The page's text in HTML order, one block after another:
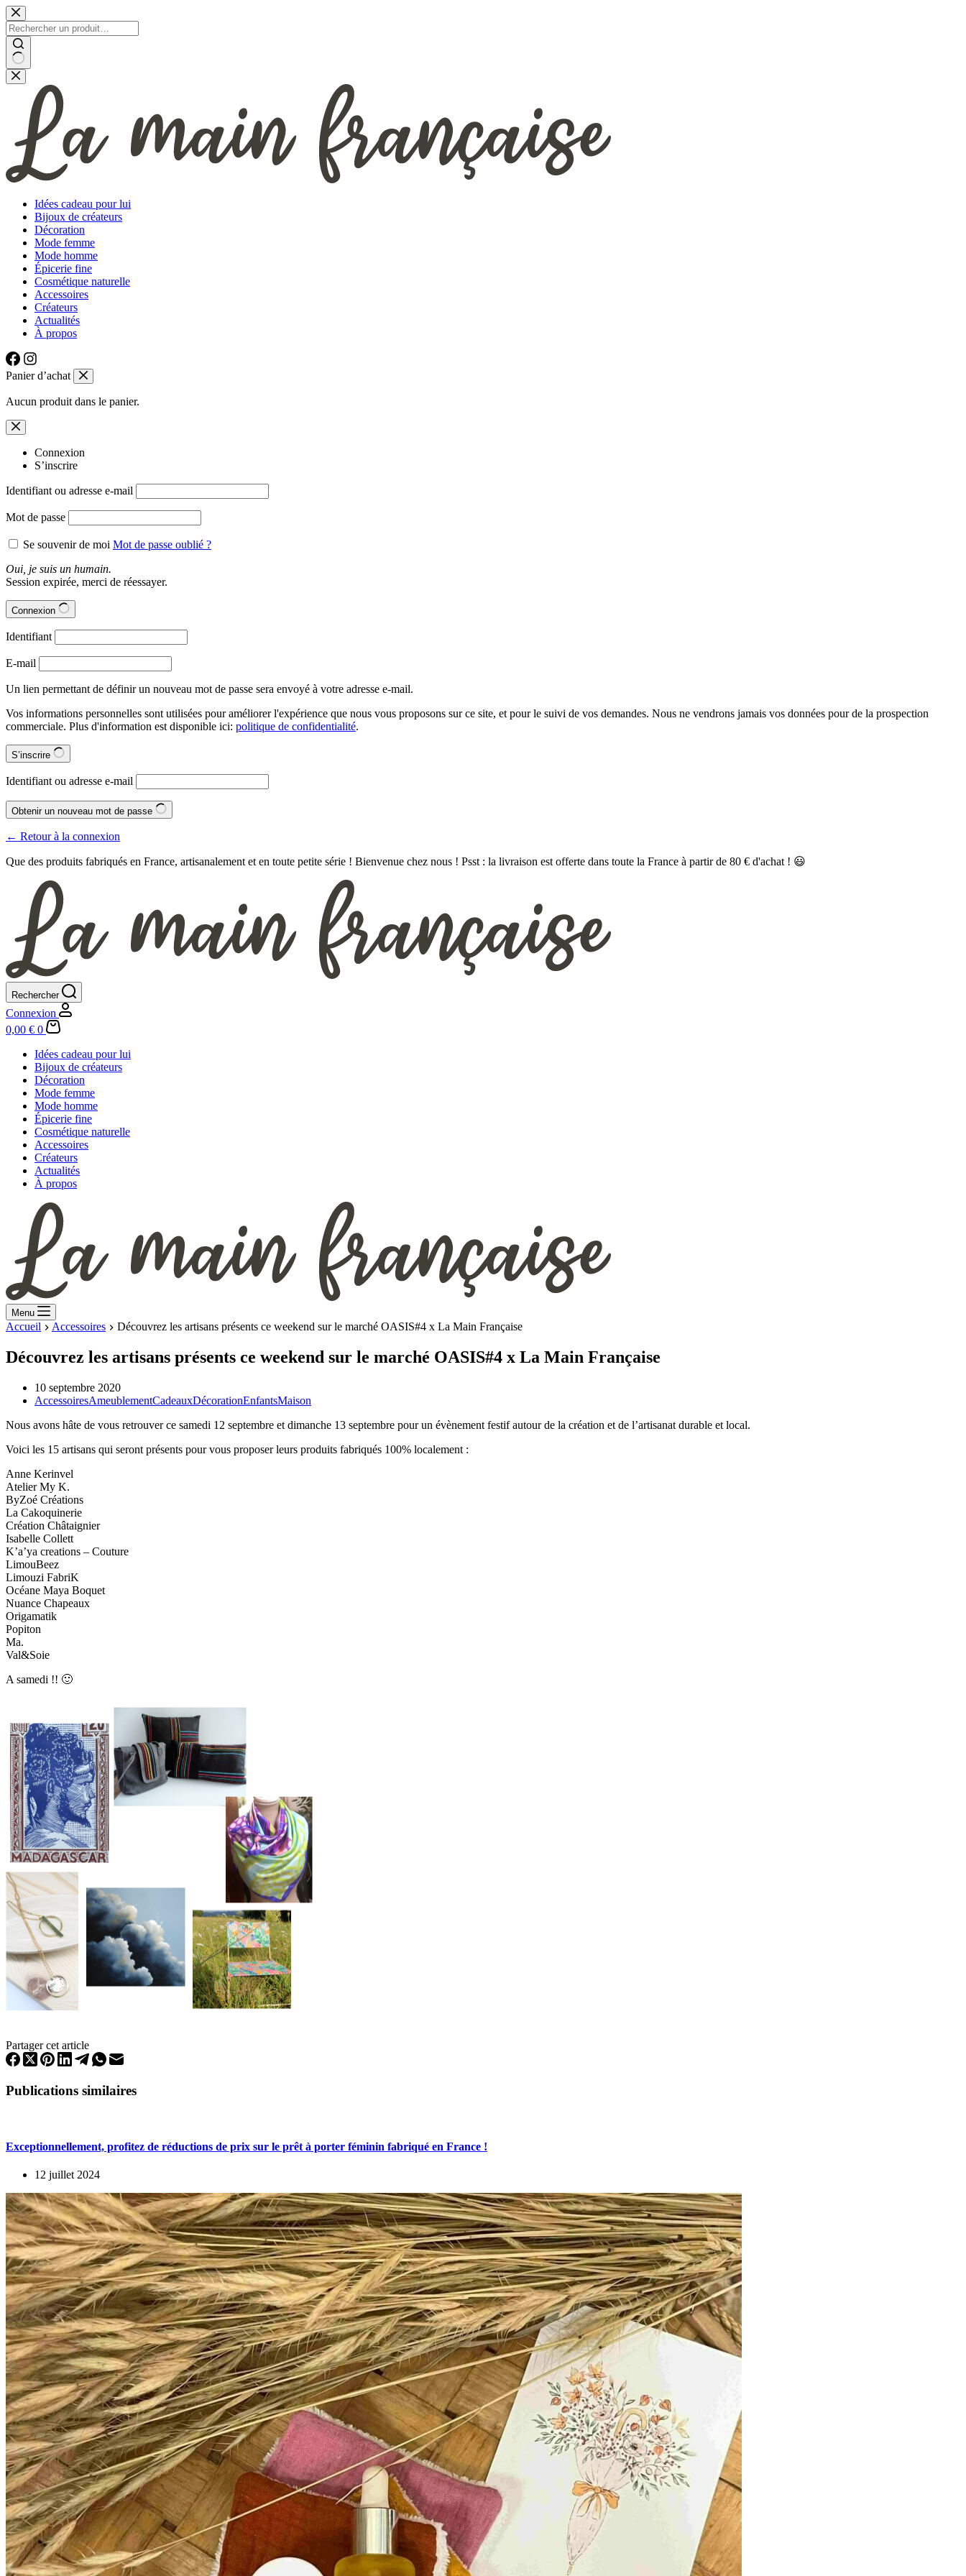
Passer
au
contenu
Aucun
résultat
Idées cadeau pour lui
Bijoux de créateurs
Décoration
Mode femme
Mode homme
Épicerie fine
Cosmétique naturelle
Accessoires
Créateurs
Actualités
À propos
Panier d’achat
Aucun produit dans le panier.
Connexion
S’inscrire
Identifiant ou adresse e-mail
Mot de passe
Se souvenir de moi Mot de passe oublié ?
Oui, je suis un humain.
Session expirée, merci de réessayer.
Connexion
Identifiant
E-mail
Un lien permettant de définir un nouveau mot de passe sera envoyé à votre adresse e-mail.
Vos informations personnelles sont utilisées pour améliorer l'expérience que nous vous proposons sur ce site, et pour le suivi de vos demandes. Nous ne vendrons jamais vos données pour de la prospection
commerciale. Plus d'information est disponible ici: politique de confidentialité.
S’inscrire
Identifiant ou adresse e-mail
Obtenir un nouveau mot de passe
← Retour à la connexion
Que des produits fabriqués en France, artisanalement et en toute petite série ! Bienvenue chez nous ! Psst : la livraison est offerte dans toute la France à partir de 80 € d'achat ! 😃
Rechercher
Connexion
Panier
d’achat
0,00 € 0
Idées cadeau pour lui
Bijoux de créateurs
Décoration
Mode femme
Mode homme
Épicerie fine
Cosmétique naturelle
Accessoires
Créateurs
Actualités
À propos
Menu
Accueil Accessoires Découvrez les artisans présents ce weekend sur le marché OASIS#4 x La Main Française
Découvrez les artisans présents ce weekend sur le marché OASIS#4 x La Main Française
10 septembre 2020
AccessoiresAmeublementCadeauxDécorationEnfantsMaison
Nous avons hâte de vous retrouver ce samedi 12 septembre et dimanche 13 septembre pour un évènement festif autour de la création et de l’artisanat durable et local.
Voici les 15 artisans qui seront présents pour vous proposer leurs produits fabriqués 100% localement :
Anne Kerinvel
Atelier My K.
ByZoé Créations
La Cakoquinerie
Création Châtaignier
Isabelle Collett
K’a’ya creations – Couture
LimouBeez
Limouzi FabriK
Océane Maya Boquet
Nuance Chapeaux
Origamatik
Popiton
Ma.
Val&Soie
A samedi !! 🙂
Partager cet article
Publications similaires
Exceptionnellement, profitez de réductions de prix sur le prêt à porter féminin fabriqué en France !
12 juillet 2024